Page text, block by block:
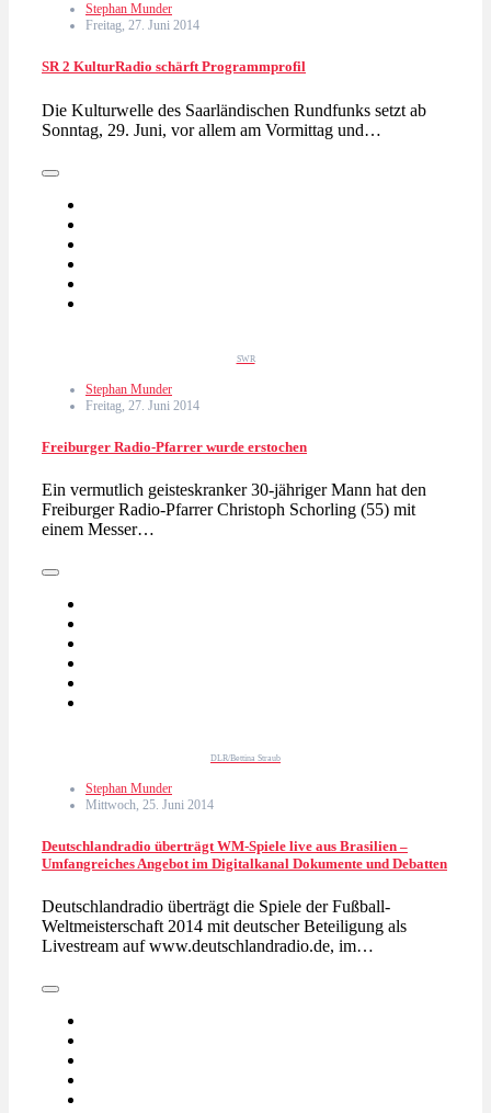
Stephan Munder
Freitag, 27. Juni 2014
SR 2 KulturRadio schärft Programmprofil
Die Kulturwelle des Saarländischen Rundfunks setzt ab
Sonntag, 29. Juni, vor allem am Vormittag und…
SWR
Stephan Munder
Freitag, 27. Juni 2014
Freiburger Radio-Pfarrer wurde erstochen
Ein vermutlich geisteskranker 30-jähriger Mann hat den
Freiburger Radio-Pfarrer Christoph Schorling (55) mit
einem Messer…
DLR/Bettina Straub
Stephan Munder
Mittwoch, 25. Juni 2014
Deutschlandradio überträgt WM-Spiele live aus Brasilien –
Umfangreiches Angebot im Digitalkanal Dokumente und Debatten
Deutschlandradio überträgt die Spiele der Fußball-
Weltmeisterschaft 2014 mit deutscher Beteiligung als
Livestream auf www.deutschlandradio.de, im…